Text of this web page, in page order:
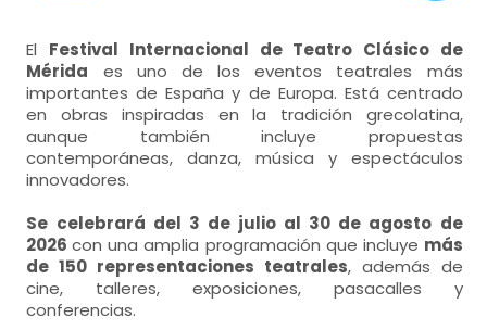
El Festival Internacional de Teatro Clásico de
Mérida es uno de los eventos teatrales más
importantes de España y de Europa. Está centrado
en obras inspiradas en la tradición grecolatina,
aunque también incluye propuestas
contemporáneas, danza, música y espectáculos
innovadores.
Se celebrará del 3 de julio al 30 de agosto de
2026con una amplia programación que incluye más
de 150 representaciones teatrales, además de
cine, talleres, exposiciones, pasacalles y
conferencias.